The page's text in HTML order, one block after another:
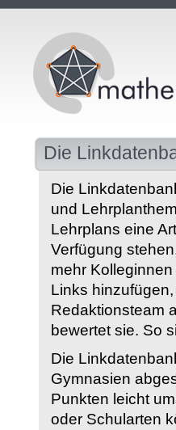
Die
Die
und
Lehrplans eine
Verfügung
mehr
Links
Redaktionsteam
bewertet sie. So
Die
Gymnasien
Punkten leicht
oder Schularten